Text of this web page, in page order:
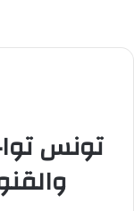
تونس